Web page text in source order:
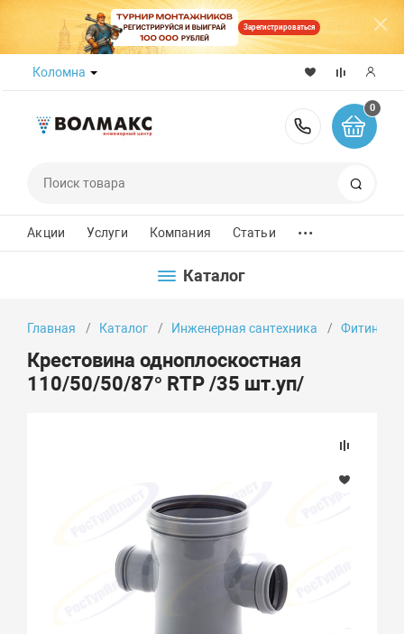
Зарегистрироваться
Коломна
8 (800)
0
Акции Услуги Компания Статьи ...
Каталог
Главная Каталог Инженерная сантехника Фитинги
Крестовина одноплоскостная
110/50/50/87° RTP /35 шт.уп/